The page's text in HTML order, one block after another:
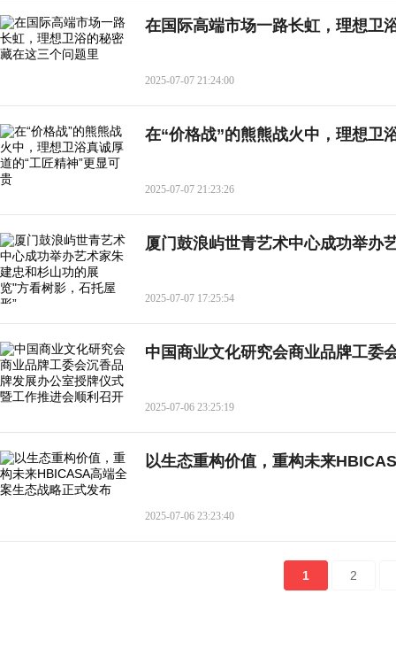
在国际高端市场一路长虹，理想卫
2025-07-07 21:24:00
在“价格战”的熊熊战火中，理想卫
2025-07-07 21:23:26
厦门鼓浪屿世青艺术中心成功举办
2025-07-07 17:25:54
中国商业文化研究会商业品牌工委
2025-07-06 23:25:19
以生态重构价值，重构未来
2025-07-06 23:23:40
1 2